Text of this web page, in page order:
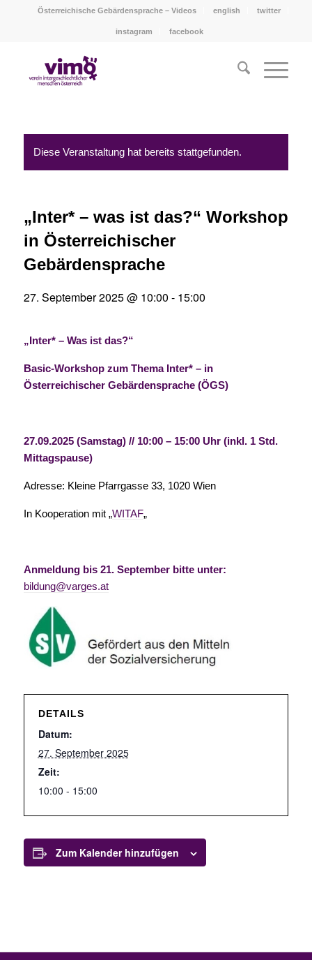
Österreichische Gebärdensprache – Videos english twitter
instagram facebook
Diese Veranstaltung hat bereits stattgefunden.
„Inter* – was ist das?“ Workshop
in Österreichischer
Gebärdensprache
27. September 2025 @ 10:00 - 15:00
„Inter* – Was ist das?“
Basic-Workshop zum Thema Inter* – in
Österreichischer Gebärdensprache (ÖGS)
27.09.2025 (Samstag) // 10:00 – 15:00 Uhr (inkl. 1 Std.
Mittagspause)
Adresse: Kleine Pfarrgasse 33, 1020 Wien
In Kooperation mit „WITAF„
Anmeldung bis 21. September bitte unter:
bildung@varges.at
DETAILS
Datum:
27. September 2025
Zeit:
10:00 - 15:00
Zum Kalender hinzufügen